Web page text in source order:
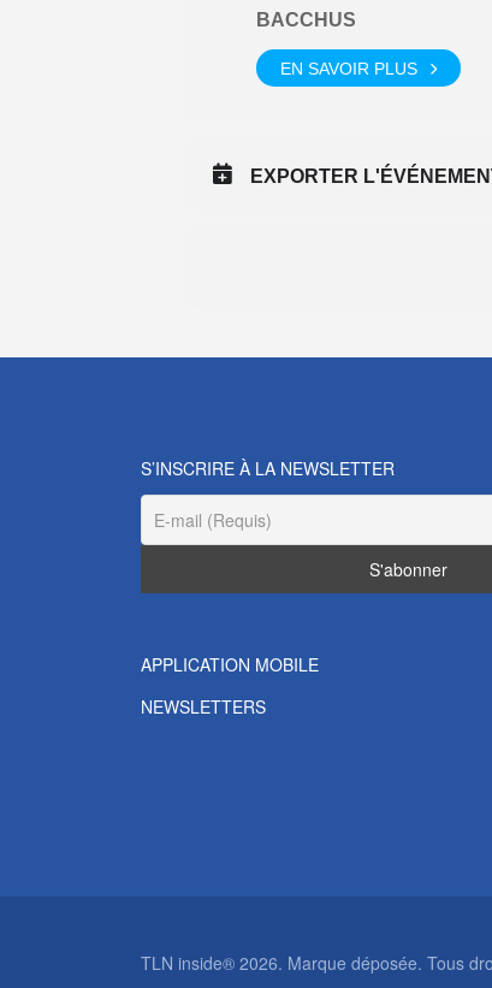
BACCHUS
EN SAVOIR PLUS
EXPORTER
S’INSCRIRE À LA NEWSLETTER
APPLICATION MOBILE
NEWSLETTERS
TLN inside® 2026. Marque déposée. Tous